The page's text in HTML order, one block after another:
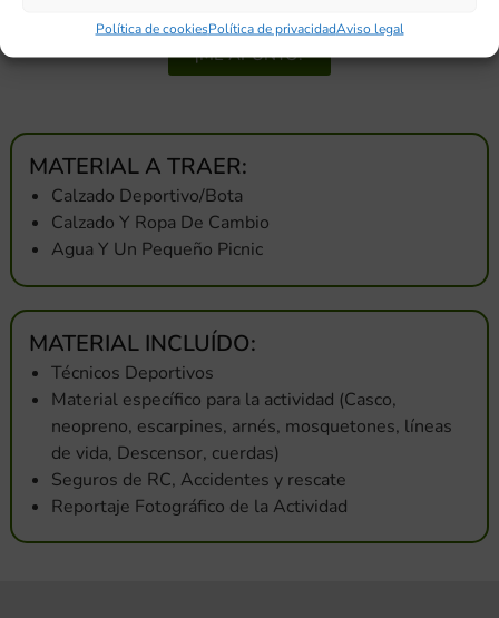
Política de cookiesPolítica de privacidadAviso legal
¡ME APUNTO!
MATERIAL A TRAER:
Calzado Deportivo/Bota
Calzado Y Ropa De Cambio
Agua Y Un Pequeño Picnic
MATERIAL INCLUÍDO:
Técnicos Deportivos
Material específico para la actividad (Casco,
neopreno, escarpines, arnés, mosquetones, líneas
de vida, Descensor, cuerdas)
Seguros de RC, Accidentes y rescate
Reportaje Fotográfico de la Actividad